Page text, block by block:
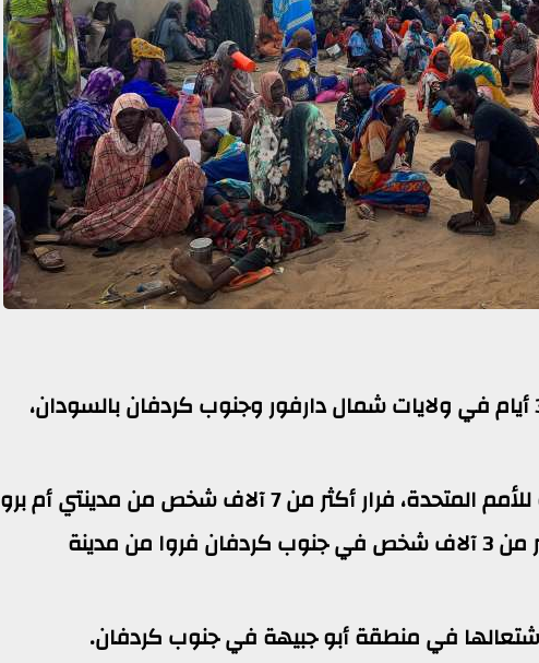
نزح أكثر من 10 آلاف شخص في غضون 3 أيام في ولايات شمال دارفور وجنوب كردفان بالسودان،
وأحصت المنظمة الدولية للهجرة التابعة للأمم المتحدة، فرار أكثر من 7 آلاف شخص من مدينتي أم برو
وكرنوي في شمال دارفور، فيما نزح أكثر من 3 آلاف شخص في جنوب كردفان فروا من مدينة